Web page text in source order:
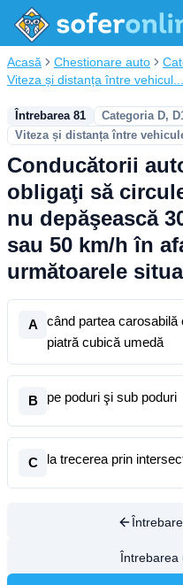
Acasă Chestionare auto
Viteza și distanța între vehicul...
Întrebarea 81
Categoria D,
Viteza și distanța între
Conducătorii
obligaţi să
nu depăşească
sau 50 km/h în
următoarele
A
când partea
piatră cubică umedă
B pe poduri şi sub poduri
C la trecerea prin
Întrebarea